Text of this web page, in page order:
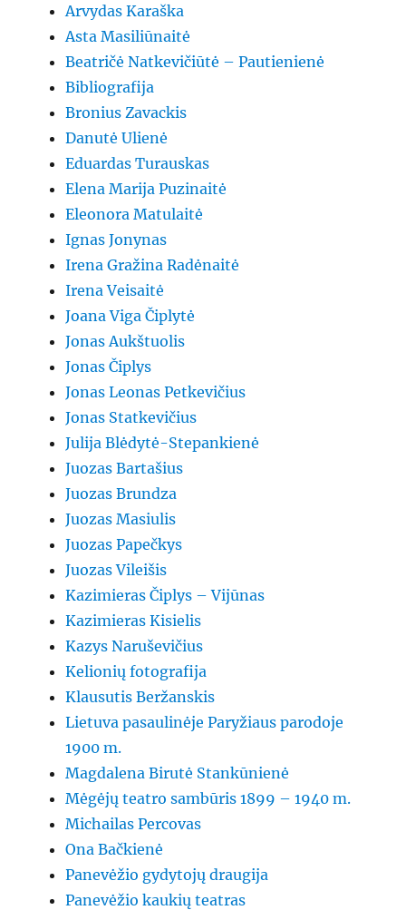
Arvydas Karaška
Asta Masiliūnaitė
Beatričė Natkevičiūtė – Pautienienė
Bibliografija
Bronius Zavackis
Danutė Ulienė
Eduardas Turauskas
Elena Marija Puzinaitė
Eleonora Matulaitė
Ignas Jonynas
Irena Gražina Radėnaitė
Irena Veisaitė
Joana Viga Čiplytė
Jonas Aukštuolis
Jonas Čiplys
Jonas Leonas Petkevičius
Jonas Statkevičius
Julija Blėdytė-Stepankienė
Juozas Bartašius
Juozas Brundza
Juozas Masiulis
Juozas Papečkys
Juozas Vileišis
Kazimieras Čiplys – Vijūnas
Kazimieras Kisielis
Kazys Naruševičius
Kelionių fotografija
Klausutis Beržanskis
Lietuva pasaulinėje Paryžiaus parodoje
1900 m.
Magdalena Birutė Stankūnienė
Mėgėjų teatro sambūris 1899 – 1940 m.
Michailas Percovas
Ona Bačkienė
Panevėžio gydytojų draugija
Panevėžio kaukių teatras